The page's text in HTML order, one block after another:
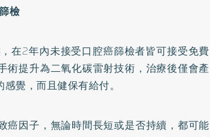
檢
在2年內未接受口腔癌篩檢者皆可接受免費
術提升為二氧化碳雷射技術，治療後僅會產
覺，而且健保有給付。
癌因子，無論時間長短或是否持續，都可能